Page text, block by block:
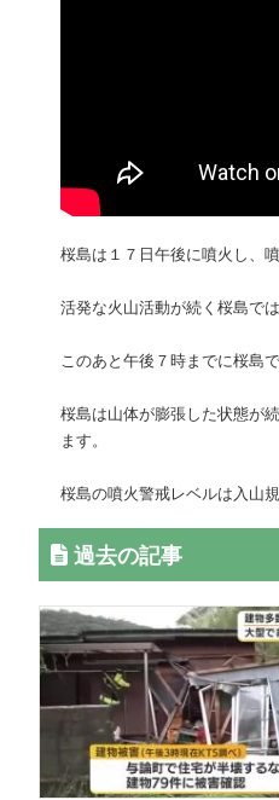
桜島は１７日午後に噴火し、
活発な火山活動が続く桜島で
このあと午後７時までに桜島
桜島は山体が膨張した状態が
ます。
桜島の噴火警戒レベルは入山
過去の記事